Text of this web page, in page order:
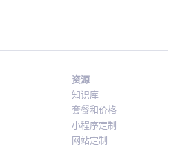
资源
知识库
套餐和价格
小程序定制
网站定制